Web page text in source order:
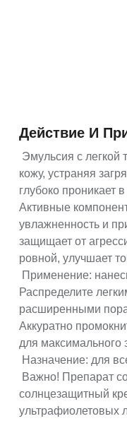
Действие И
Эмульсия с легкой
кожу, устраняя
глубоко проникает
Активные
увлажненность и
защищает от
ровной, улучшает
Применение:
Распределите
расширенными
Аккуратно
для максимального
Назначение: для
Важно! Препарат
солнцезащитный
ультрафиолетовых